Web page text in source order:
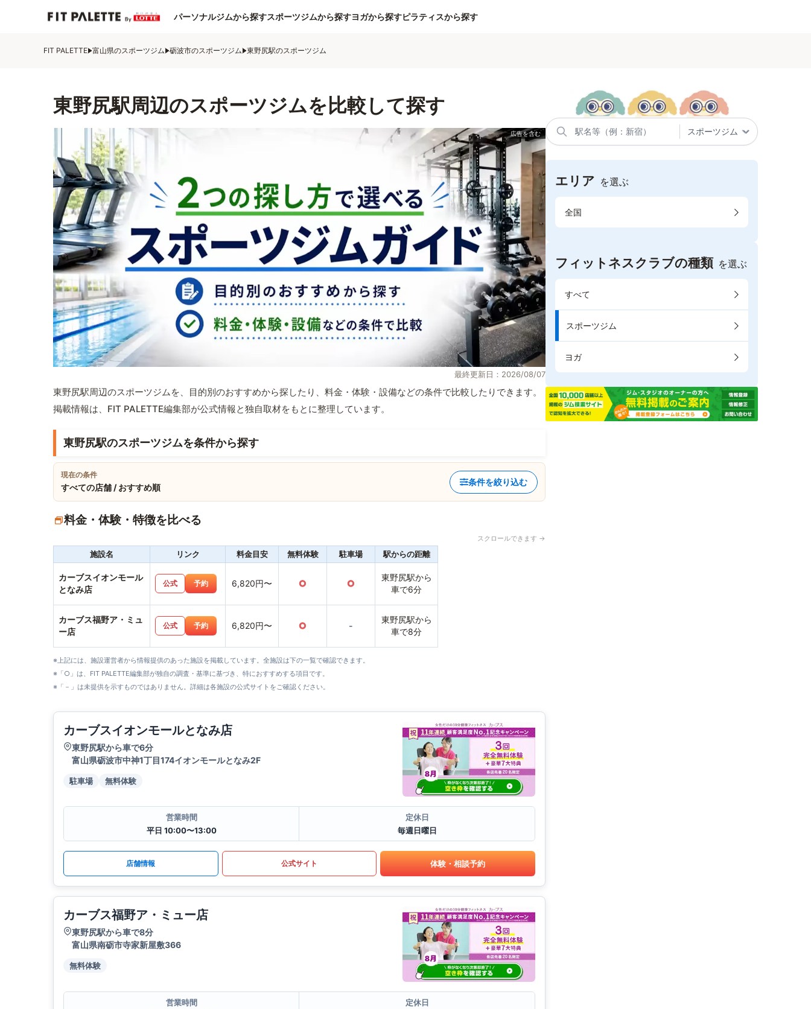
パーソナルジムから探すスポーツジムから探すヨガから探すピラティスから探す
FIT PALETTE 富山県のスポーツジム 砺波市のスポーツジム 東野尻駅のスポーツジム
東野尻駅周辺のスポーツジムを比較して探す
最終更新日：2026/08/07
東野尻駅周辺のスポーツジムを、目的別のおすすめから探したり、料金・体験・設備などの条件で比較したりできます。
掲載情報は、FIT PALETTE編集部が公式情報と独自取材をもとに整理しています。
東野尻駅のスポーツジムを条件から探す
現在の条件
すべての店舗 / おすすめ順
条件を絞り込む
料金・体験・特徴を比べる
スクロールできます →
施設名 リンク 料金目安 無料体験 駐車場 駅からの距離
カーブスイオンモール
となみ店
公式 予約 6,820円〜 ○ ○
東野尻駅から
車で6分
カーブス福野ア・ミュ
ー店
公式 予約 6,820円〜 ○ -
東野尻駅から
車で8分
※上記には、施設運営者から情報提供のあった施設を掲載しています。全施設は下の一覧で確認できます。
※「○」は、FIT PALETTE編集部が独自の調査・基準に基づき、特におすすめする項目です。
※「－」は未提供を示すものではありません。詳細は各施設の公式サイトをご確認ください。
カーブスイオンモールとなみ店
東野尻駅から車で6分
富山県砺波市中神1丁目174イオンモールとなみ2F
駐車場 無料体験
営業時間
平日 10:00〜13:00
定休日
毎週日曜日
店舗情報 公式サイト 体験・相談予約
カーブス福野ア・ミュー店
東野尻駅から車で8分
富山県南砺市寺家新屋敷366
無料体験
営業時間
定休日
エリア を選ぶ
全国
フィットネスクラブの種類 を選ぶ
すべて
スポーツジム
ヨガ